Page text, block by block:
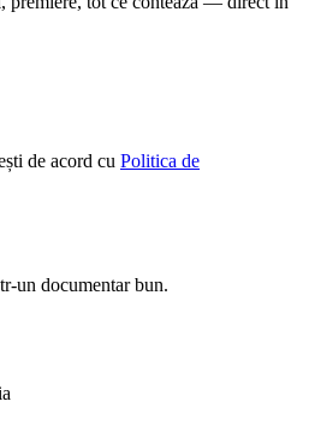
de acord cu Politica de
un documentar bun.